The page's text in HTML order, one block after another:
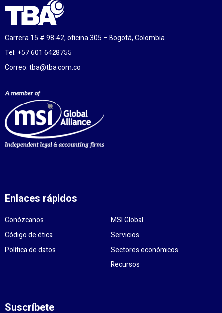
Carrera 15 # 98-42, oficina 305 – Bogotá, Colombia
Tel: +57 601 6428755
Correo: tba@tba.com.co
Enlaces rápidos
Conózcanos
MSI Global
Código de ética
Servicios
Política de datos
Sectores económicos
Recursos
Suscríbete